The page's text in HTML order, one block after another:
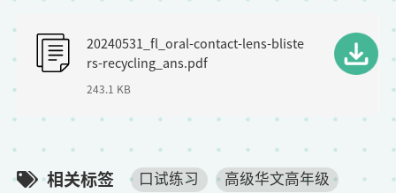
20240531_fl_oral-contact-lens-bliste
rs-recycling_ans.pdf
243.1 KB
相关标签 口试练习
高级华文高年级